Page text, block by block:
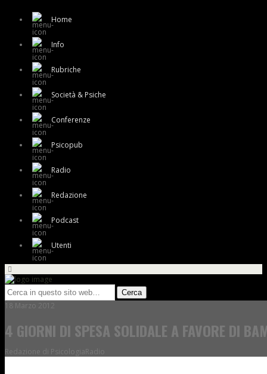
Home
Info
Rubriche
Società & Psiche
Conferenze
Psicopub
Radio
Redazione
Podcast
Utenti
18 Marzo 2012
4 GIORNI DI SPESA SOLIDALE A FAVORE DI
Redazione di PsicologiaRadio